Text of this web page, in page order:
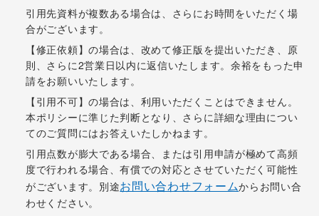
引用先資料が複数ある場合は、さらにお時間をいただく場
合がございます。
【修正依頼】の場合は、改めて修正版を提出いただき、原
則、さらに2営業日以内に返信いたします。余裕をもった申
請をお願いいたします。
【引用不可】の場合は、利用いただくことはできません。
本ポリシーに準じた判断となり、さらに詳細な理由につい
てのご質問にはお答えいたしかねます。
引用点数が膨大である場合、または引用申請が極めて高頻
度で行われる場合、有償での対応とさせていただく可能性
がございます。別途お問い合わせフォームからお問い合
わせください。